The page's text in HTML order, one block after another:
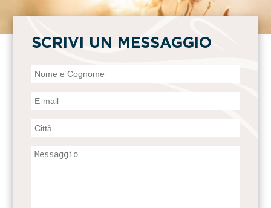
SCRIVI UN MESSAGGIO